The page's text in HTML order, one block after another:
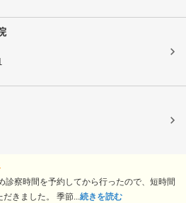
診察時間を予約してから行ったので、短時間
だきました。 季節...続きを読む